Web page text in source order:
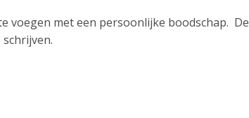
voegen met een persoonlijke boodschap. De